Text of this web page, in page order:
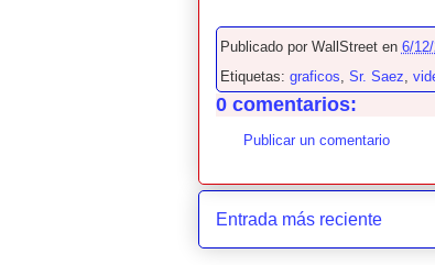
Publicado por WallStreet en 6/
Etiquetas: graficos, Sr. Saez,
0 comentarios:
Publicar un comentario
Entrada más reciente